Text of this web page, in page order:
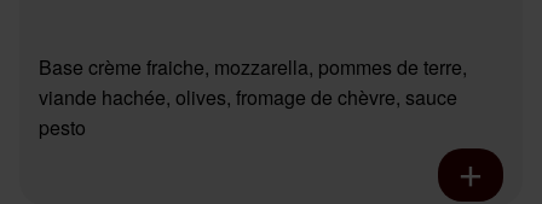
Base crème fraiche, mozzarella, pommes de terre,
viande hachée, olives, fromage de chèvre, sauce
pesto